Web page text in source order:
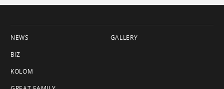
NEWS
BIZ
KOLOM
GALLERY